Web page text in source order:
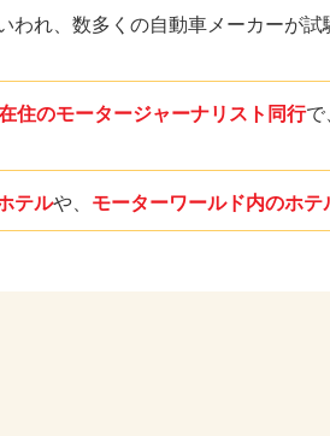
われ、数多くの自動車メーカーが試
住のモータージャーナリスト同行で
テルや、 モーターワールド内のホテ